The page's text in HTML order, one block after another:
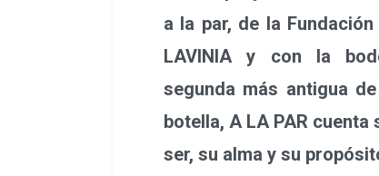
a la par, de la
LAVINIA y con la
segunda más antigua
botella, A LA PAR
ser, su alma y su